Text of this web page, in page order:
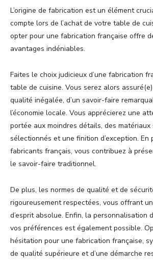
L’origine de fabrication est un élément
compte lors de l’achat de votre table de
opter pour une fabrication française offre
avantages indéniables.
Faites le choix judicieux d’une fabrication
table de cuisine. Vous serez alors
qualité inégalée, d’un savoir-faire
l’économie locale. Vous apprécierez une
portée aux moindres détails, des matériaux
sélectionnés et une finition d’exception. En
fabricants français, vous contribuez à
le savoir-faire traditionnel.
De plus, les normes de qualité et de
rigoureusement respectées, vous offrant
d’esprit absolue. Enfin, la personnalisation
vos préférences est également possible.
hésitation pour une fabrication française,
de qualité supérieure et d’une démarche